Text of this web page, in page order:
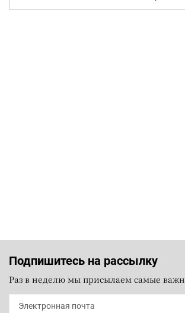
Подпишитесь на рассылку
Раз в неделю мы присылаем самые